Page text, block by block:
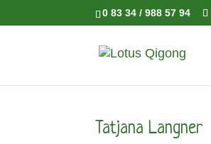
0 83 34 / 988 57 94
Tatjana Langner